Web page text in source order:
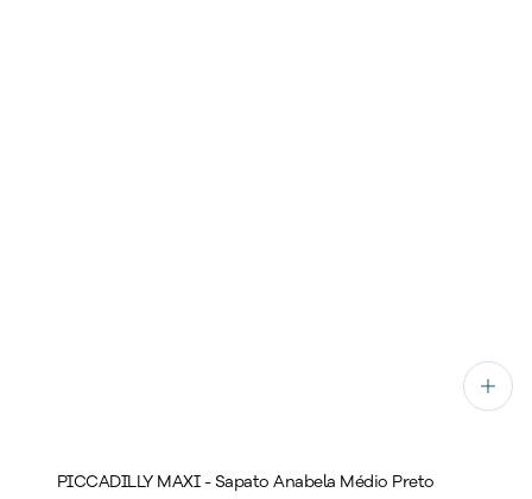
PICCADILLY MAXI - Sapato Anabela Médio Preto